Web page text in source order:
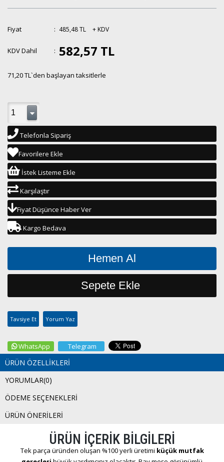
Fiyat : 485,48 TL + KDV
KDV Dahil : 582,57 TL
71,20 TL`den başlayan taksitlerle
Telefonla Sipariş
Favorilere Ekle
İstek Listeme Ekle
Karşılaştır
Fiyat Düşünce Haber Ver
Kargo Bedava
Tavsiye Et Yorum Yaz
WhatsApp Telegram
ÜRÜN ÖZELLIKLERI
YORUMLAR(0)
ÖDEME SEÇENEKLERI
ÜRÜN ÖNERILERI
ÜRÜN İÇERİK BİLGİLERİ
Tek parça üründen oluşan %100 yerli üretimi küçük mutfak